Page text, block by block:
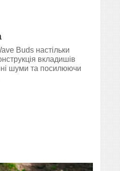
Buds настільки
вкладишів
шуми та посилюючи